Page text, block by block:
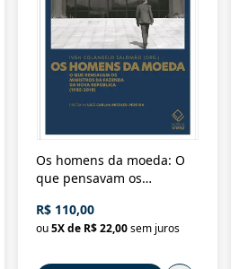
Os homens da moeda: O
que pensavam os
Nova República (1985-
2018)
R$ 110,00
ou5X de R$ 22,00sem juros